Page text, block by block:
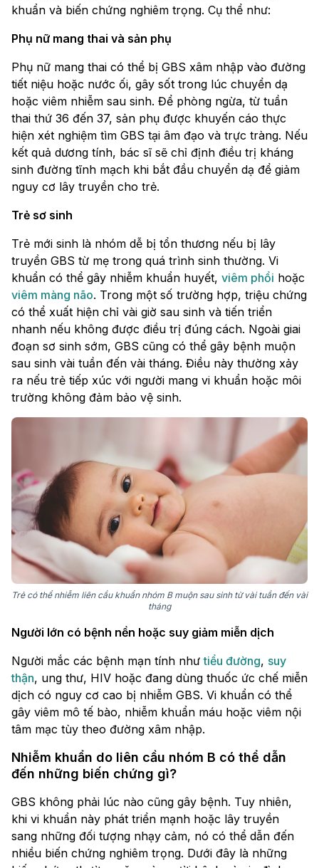
khuẩn và biến chứng nghiêm trọng. Cụ thể như:
Phụ nữ mang thai và sản phụ
Phụ nữ mang thai có thể bị GBS xâm nhập vào đường
tiết niệu hoặc nước ối, gây sốt trong lúc chuyển dạ
hoặc viêm nhiễm sau sinh. Để phòng ngừa, từ tuần
thai thứ 36 đến 37, sản phụ được khuyến cáo thực
hiện xét nghiệm tìm GBS tại âm đạo và trực tràng. Nếu
kết quả dương tính, bác sĩ sẽ chỉ định điều trị kháng
sinh đường tĩnh mạch khi bắt đầu chuyển dạ để giảm
nguy cơ lây truyền cho trẻ.
Trẻ sơ sinh
Trẻ mới sinh là nhóm dễ bị tổn thương nếu bị lây
truyền GBS từ mẹ trong quá trình sinh thường. Vi
khuẩn có thể gây nhiễm khuẩn huyết, viêm phổi hoặc
viêm màng não. Trong một số trường hợp, triệu chứng
có thể xuất hiện chỉ vài giờ sau sinh và tiến triển
nhanh nếu không được điều trị đúng cách. Ngoài giai
đoạn sơ sinh sớm, GBS cũng có thể gây bệnh muộn
sau sinh vài tuần đến vài tháng. Điều này thường xảy
ra nếu trẻ tiếp xúc với người mang vi khuẩn hoặc môi
trường không đảm bảo vệ sinh.
Trẻ có thể nhiễm liên cầu khuẩn nhóm B muộn sau sinh từ vài tuần đến vài
tháng
Người lớn có bệnh nền hoặc suy giảm miễn dịch
Người mắc các bệnh mạn tính nhưtiểu đường, suy
thận, ung thư, HIV hoặc đang dùng thuốc ức chế miễn
dịch có nguy cơ cao bị nhiễm GBS. Vi khuẩn có thể
gây viêm mô tế bào, nhiễm khuẩn máu hoặc viêm nội
tâm mạc tùy theo đường xâm nhập.
Nhiễm khuẩn do liên cầu nhóm B có thể dẫn
đến những biến chứng gì?
GBS không phải lúc nào cũng gây bệnh. Tuy nhiên,
khi vi khuẩn này phát triển mạnh hoặc lây truyền
sang những đối tượng nhạy cảm, nó có thể dẫn đến
nhiều biến chứng nghiêm trọng. Dưới đây là những